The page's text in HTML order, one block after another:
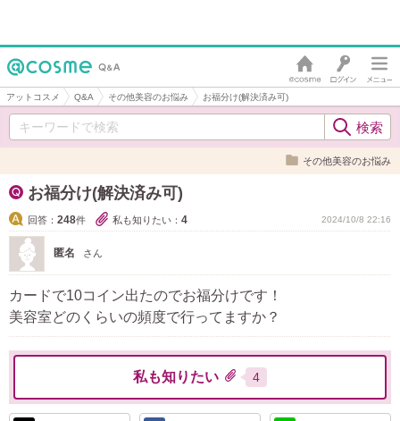
アットコスメ Q&A その他美容のお悩み お福分け(解決済み可)
その他美容のお悩み
お福分け(解決済み可)
回答： 248件 私も知りたい： 4 2024/10/8 22:16
匿名 さん
カードで10コイン出たのでお福分けです！
美容室どのくらいの頻度で行ってますか？
私も知りたい 4